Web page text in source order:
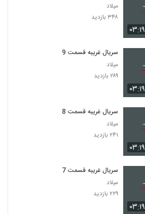
۰۳:۱۹
میلاد
۳۴۸ بازدید
۰۳:۱۹
سریال غریبه قسمت 9
میلاد
۲۸۹ بازدید
۰۳:۱۹
سریال غریبه قسمت 8
میلاد
۲۴۱ بازدید
۰۳:۱۹
سریال غریبه قسمت 7
میلاد
۲۲۹ بازدید